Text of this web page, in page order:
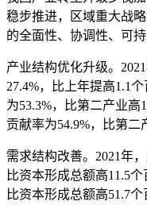
稳步推进，区域重大战
的全面性、协调性、可持
产业结构优化升级。
27.4%，比上年提高1.1
为53.3%，比第二产业
贡献率为54.9%，比第二
需求结构改善。2021年
比资本形成总额高11.5
比资本形成总额高51.7